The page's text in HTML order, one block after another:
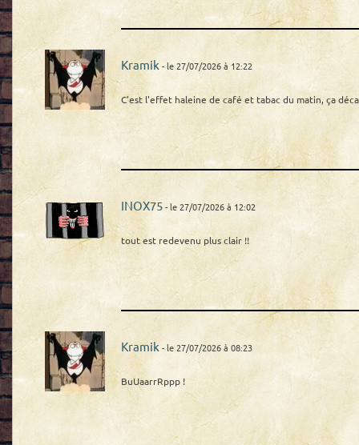
Kramik - le 27/07/2026 à 12:22
C'est l'effet haleine de café et tabac du matin, ça
INOX75- le 27/07/2026 à 12:02
tout est redevenu plus clair !!
Kramik - le 27/07/2026 à 08:23
BuUaarrRppp !